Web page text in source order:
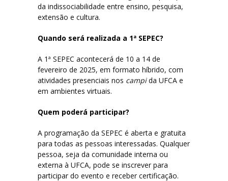
Quinta-feira (04/12)
Sexta-feira (05/12)
Certificados
Edições anteriores
1ª SEPEC
da indissociabilidade entre ensino, pesquisa,
extensão e cultura.
Quando será realizada a 1ª SEPEC?
A 1ª SEPEC acontecerá de 10 a 14 de
fevereiro de 2025, em formato híbrido, com
atividades presenciais nos campida UFCA e
em ambientes virtuais.
Quem poderá participar?
A programação da SEPEC é aberta e gratuita
para todas as pessoas interessadas. Qualquer
pessoa, seja da comunidade interna ou
externa à UFCA, pode se inscrever para
participar do evento e receber certificação.